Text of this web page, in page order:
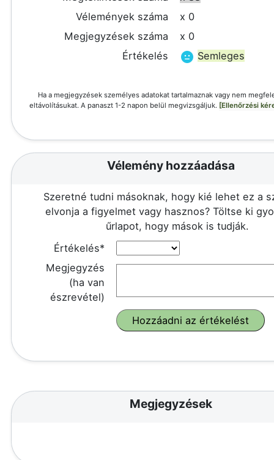
Vélemények száma
x 0
Megjegyzések száma
x 0
Értékelés
Semleges
Ha a megjegyzések személyes adatokat tartalmaznak vagy nem
eltávolításukat. A panaszt 1-2 napon belül megvizsgáljuk. [Ellenőrzési
Vélemény hozzáadása
Szeretné tudni másoknak, hogy kié lehet ez a
elvonja a figyelmet vagy hasznos? Töltse ki
űrlapot, hogy mások is tudják.
Értékelés*
Megjegyzés
(ha van
észrevétel)
Megjegyzések